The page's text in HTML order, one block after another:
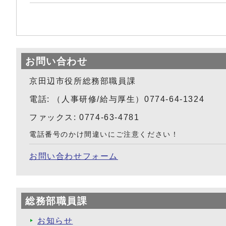
お問い合わせ
京田辺市役所総務部職員課
電話: （人事研修/給与厚生）0774-64-1324
ファックス: 0774-63-4781
電話番号のかけ間違いにご注意ください！
お問い合わせフォーム
総務部職員課
お知らせ